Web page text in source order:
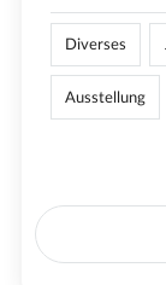
Diverses
Ausstellung